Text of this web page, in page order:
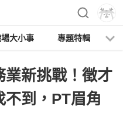
大小事 專題特輯
業新挑戰！徵才
不到，PT眉角